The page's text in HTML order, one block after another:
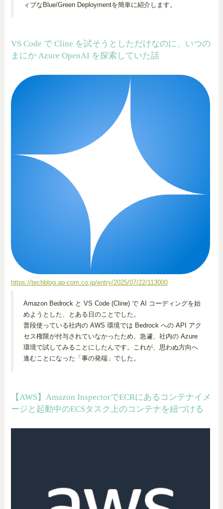
ィブなBlue/Green Deploymentを簡単に紹介します。
VS Code で Cline を試そうとしただけなのに、いつの
まにか Azure OpenAI を探索していた話
https://techblog.ap-com.co.jp/entry/2025/07/22/113000
Amazon Bedrock と VS Code (Cline) で AI コーディングを始
めようとした、とある日のことでした。
普段使っている社内の AWS 環境では Bedrock への API アク
セス権限が付与されていなかったため、急遽、社内の Azure
環境で試してみることにしたんです。これが、思わぬ方向へ
進むことになった「事の発端」でした。
【AWS】Amazon InspectorでECRにあるコンテナイメ
ージと起動中のECSタスク上のコンテナを紐づける